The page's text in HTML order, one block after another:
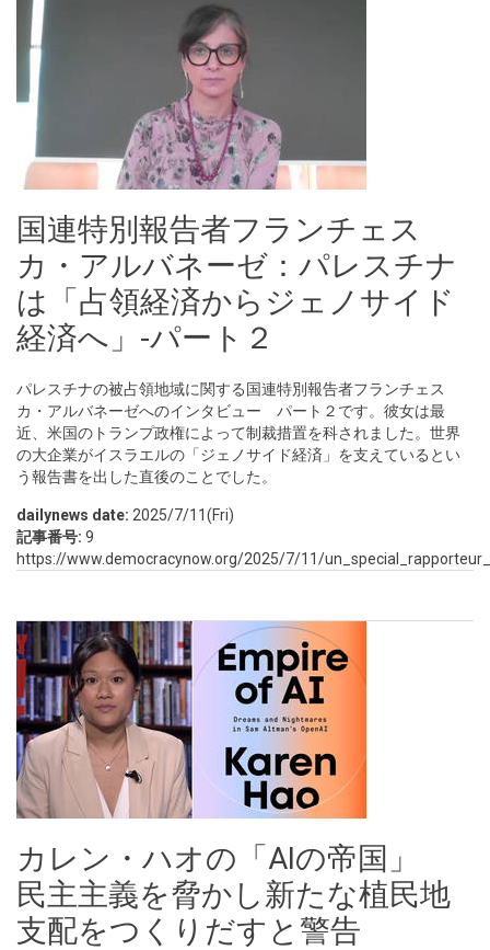
国連特別報告者フランチェス
カ・アルバネーゼ：パレスチナ
は「占領経済からジェノサイド
経済へ」-パート２
パレスチナの被占領地域に関する国連特別報告者フランチェス
カ・アルバネーゼへのインタビュー パート２です。彼女は最
近、米国のトランプ政権によって制裁措置を科されました。世界
の大企業がイスラエルの「ジェノサイド経済」を支えているとい
う報告書を出した直後のことでした。
dailynews date: 2025/7/11(Fri)
記事番号: 9
https://www.democracynow.org/2025/7/11/
カレン・ハオの「AIの帝国」
民主主義を脅かし新たな植民地
支配をつくりだすと警告